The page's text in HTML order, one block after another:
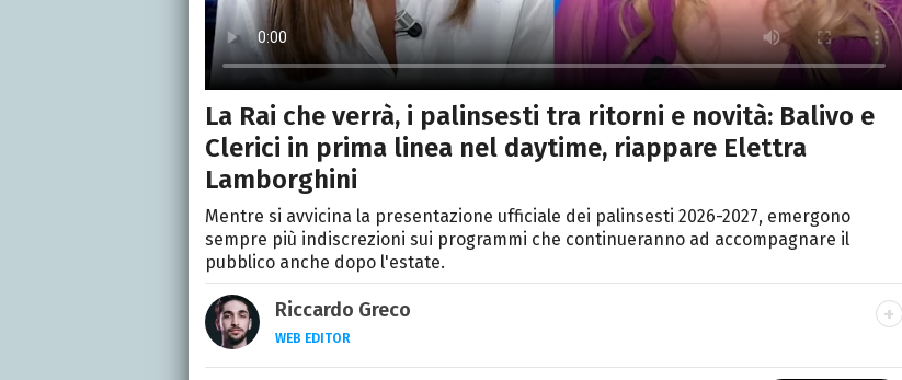
La Rai che verrà, i palinsesti tra ritorni e novità: Balivo e
Clerici in prima linea nel daytime, riappare Elettra
Lamborghini
Mentre si avvicina la presentazione ufficiale dei palinsesti 2026-2027, emergono
sempre più indiscrezioni sui programmi che continueranno ad accompagnare il
pubblico anche dopo l'estate.
Riccardo Greco
WEB EDITOR
LINKEDIN